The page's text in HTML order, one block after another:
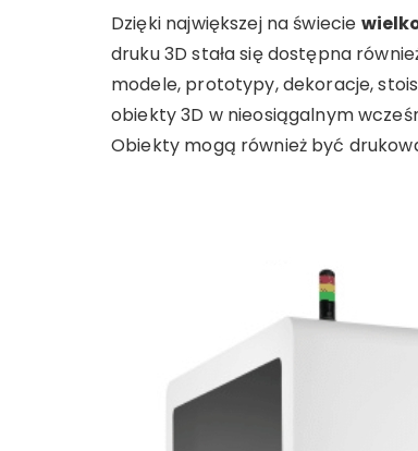
Dzięki największej na świecie
druku 3D stała się dostępna
modele, prototypy, dekoracje,
obiekty 3D w nieosiągalnym
Obiekty mogą również być